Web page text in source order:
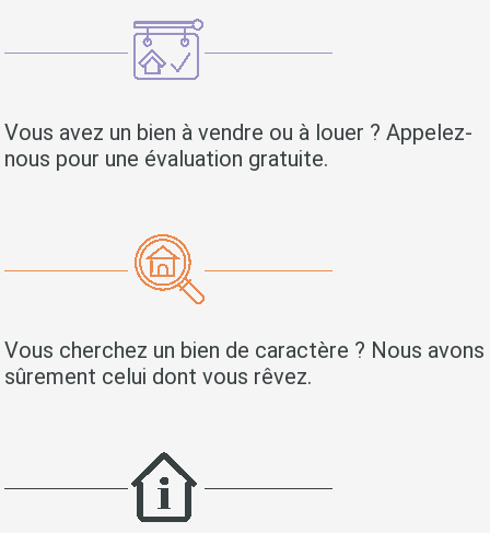
Vous avez un bien à vendre ou à louer ? Appelez-
nous pour une évaluation gratuite.
Vous cherchez un bien de caractère ? Nous avons
sûrement celui dont vous rêvez.